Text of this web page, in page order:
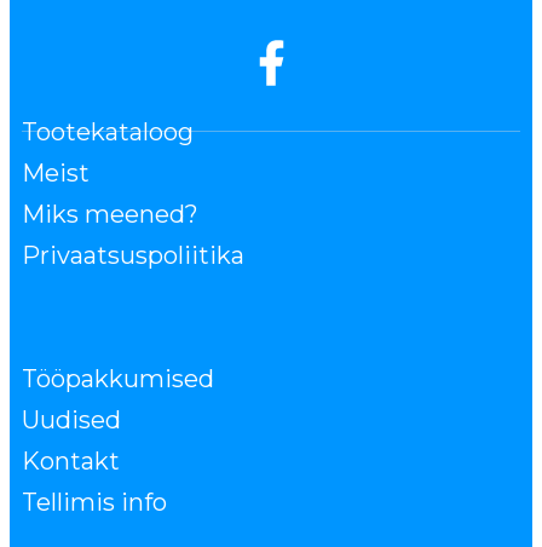
Tootekataloog
Meist
Miks meened?
Privaatsuspoliitika
Tööpakkumised
Uudised
Kontakt
Tellimis info